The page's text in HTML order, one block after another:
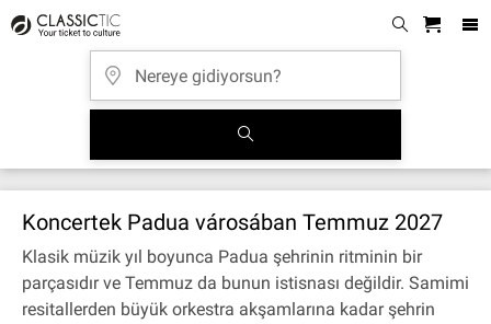
Koncertek Padua városában Temmuz 2027
Klasik müzik yıl boyunca Padua şehrinin ritminin bir
parçasıdır ve Temmuz da bunun istisnası değildir. Samimi
resitallerden büyük orkestra akşamlarına kadar şehrin